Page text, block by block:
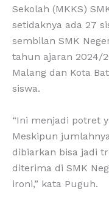
Sekolah (MKKS)
setidaknya ada 27
sembilan SMK
tahun ajaran 2024/
Malang dan Kota
siswa.
“Ini menjadi potret
Meskipun
dibiarkan bisa jadi
diterima di SMK
ironi,” kata Puguh.